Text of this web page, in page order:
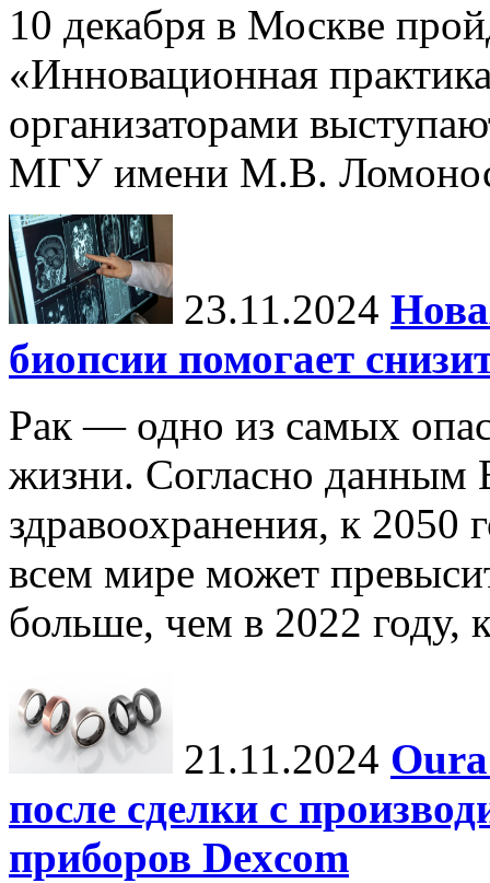
10 декабря в Москве
«Инновационная
организаторами
МГУ имени М.В.
23.11.2024
биопсии помогает
Рак — одно из самых
жизни. Согласно данным
здравоохранения, к 2050
всем мире может
больше, чем в 2022 году,
21.11.2024
после сделки с
приборов Dexcom